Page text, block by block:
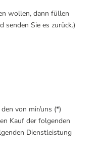
wollen, dann füllen
senden Sie es zurück.)
von mir/uns (*)
Kauf der folgenden
Dienstleistung